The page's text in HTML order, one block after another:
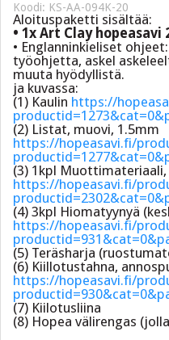
Koodi: KS-AA-094K-20
Aloituspaketti sisältää:
• 1x Art Clay hopeasavi
• Englanninkieliset
työohjetta, askel
muuta hyödyllistä.
ja kuvassa:
(1) Kaulin https://
(2) Listat, muovi, 1.5mm
https://hopeasavi.fi/
(3) 1kpl
https://hopeasavi.fi/
(4) 3kpl Hiomatyynyä
https://hopeasavi.fi/
(5) Teräsharja
(6) Kiillotustahna,
https://hopeasavi.fi/
(7) Kiilotusliina
(8) Hopea välirengas